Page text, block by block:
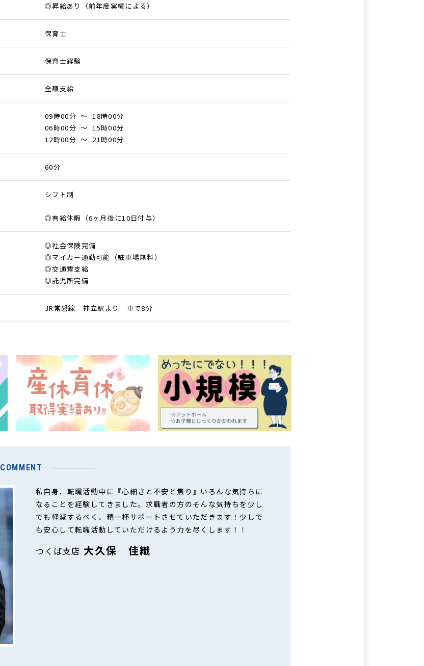
◎昇給あり（前年度実績による）
保育士
保育士経験
全額支給
09時00分 ～ 18時00分
06時00分 ～ 15時00分
12時00分 ～ 21時00分
60分
シフト制
◎有給休暇（6ヶ月後に10日付与）
◎社会保険完備
◎マイカー通勤可能（駐車場無料）
◎交通費支給
◎託児所完備
JR常磐線 神立駅より 車で8分
COMMENT
私自身、転職活動中に『心細さと不安と焦り』いろんな気持ちに
なることを経験してきました。求職者の方のそんな気持ちを少し
でも軽減するべく、精一杯サポートさせていただきます！少しで
も安心して転職活動していただけるよう力を尽くします！！
つくば支店 大久保 佳織